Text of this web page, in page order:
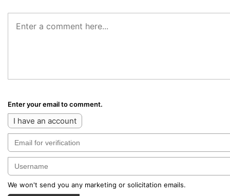
Enter your email to comment.
I have an account
We won't send you any marketing or solicitation emails.